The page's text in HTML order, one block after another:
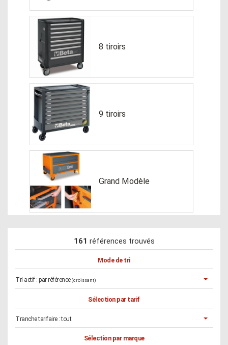
8 tiroirs
9 tiroirs
Grand Modèle
161 références trouvés
Mode de tri
Tri actif : par référence (croissant)
Sélection par tarif
Tranche tarifaire :tout
Sélection par marque